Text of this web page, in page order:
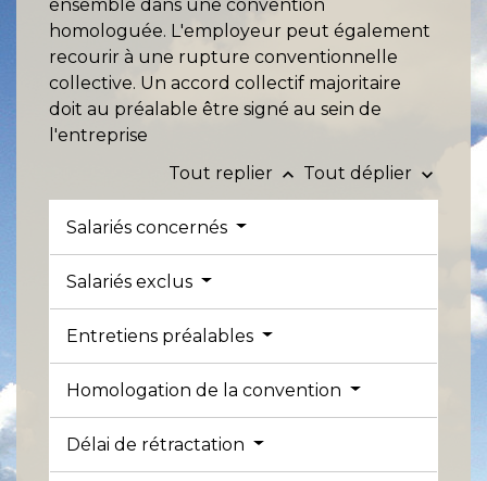
ensemble dans une convention
homologuée. L'employeur peut également
recourir à une rupture conventionnelle
collective. Un accord collectif majoritaire
doit au préalable être signé au sein de
l'entreprise
Tout replier keyboard_arrow_up Tout déplier keyboard_arrow_down
Salariés concernés
Salariés exclus
Entretiens préalables
Homologation de la convention
Délai de rétractation